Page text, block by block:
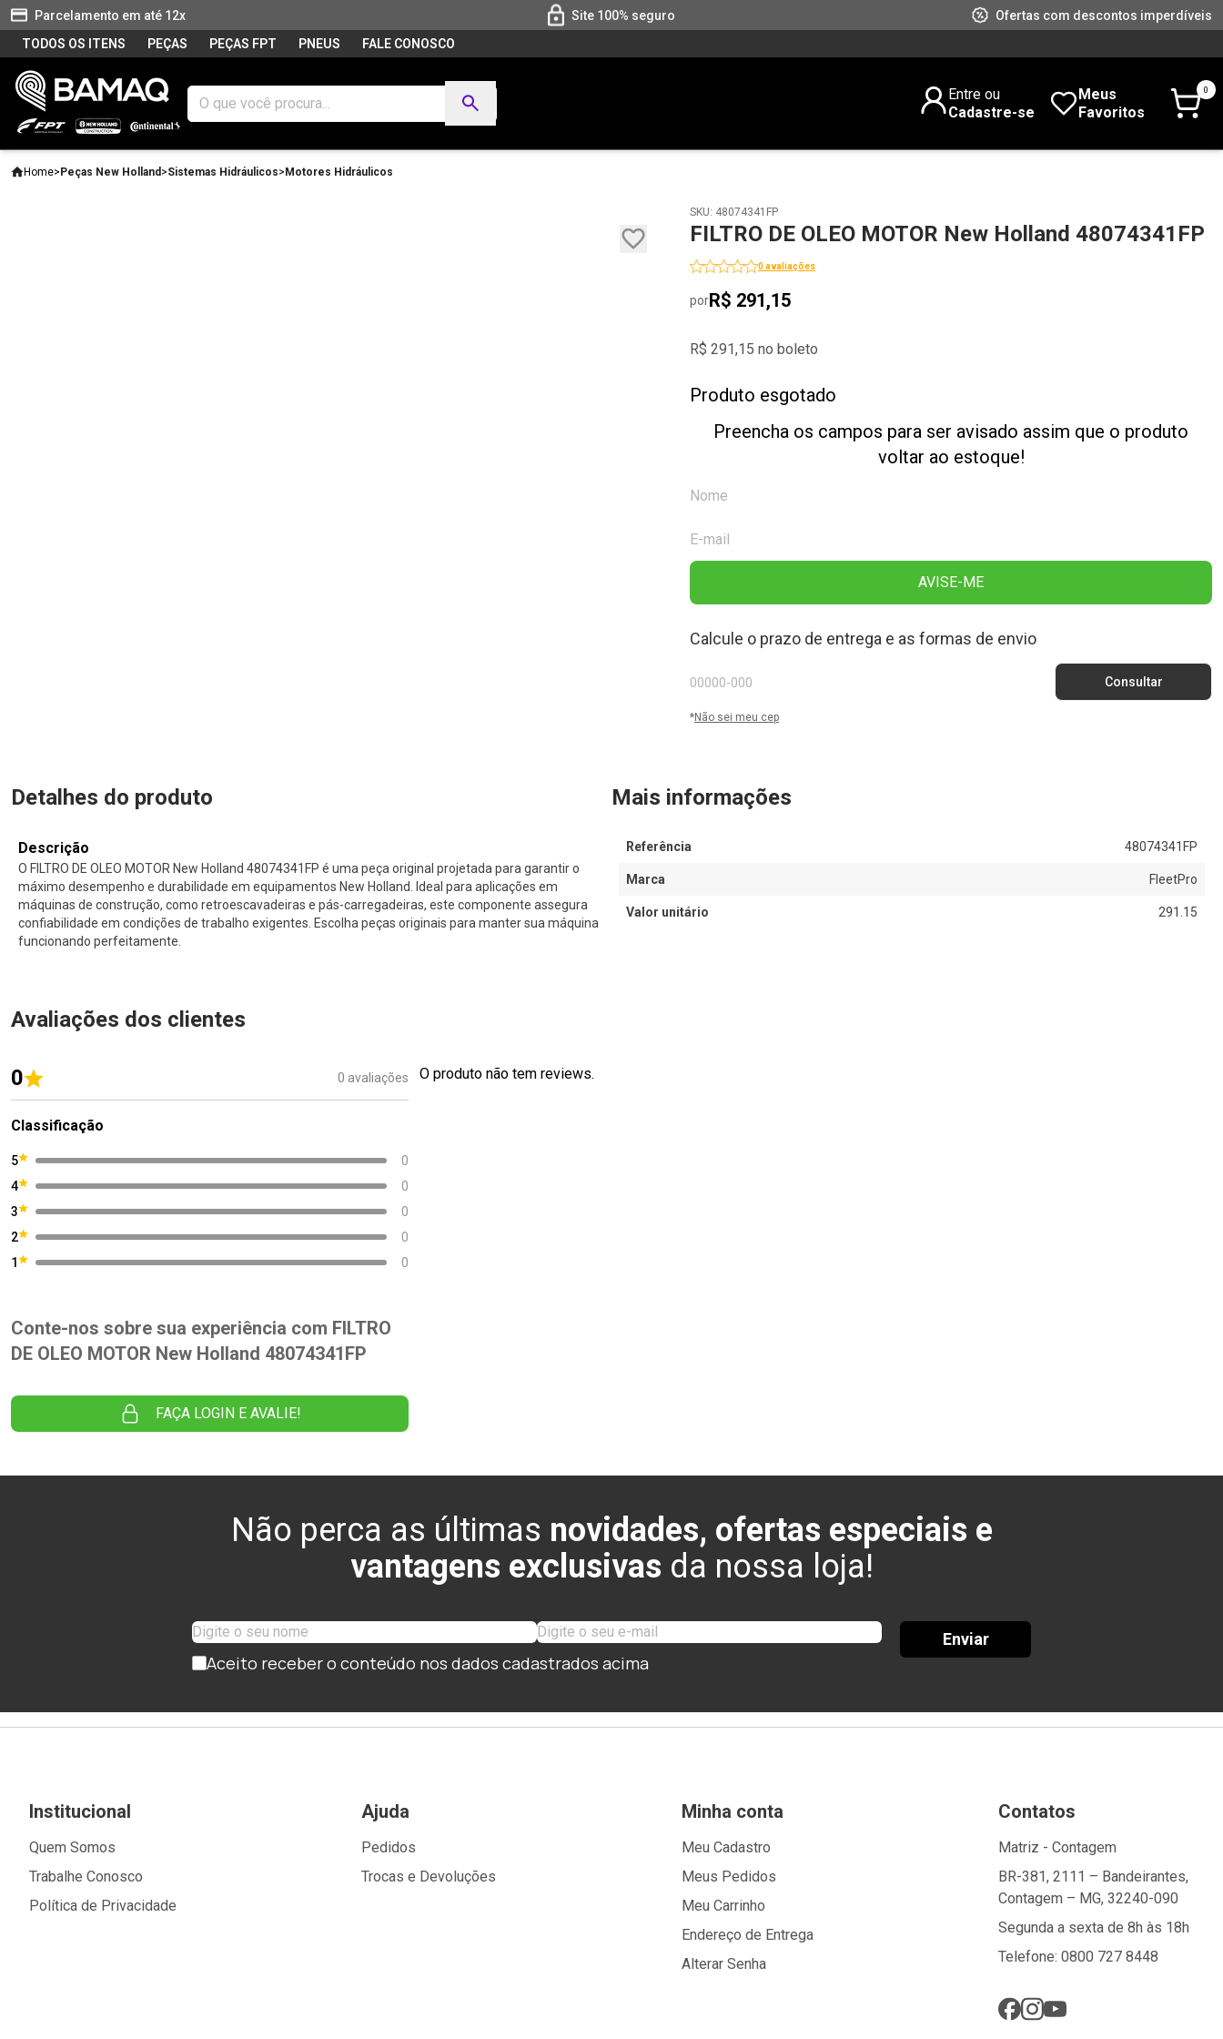
Parcelamento em até 12x Site 100% seguro
Ofertas com descontos imperdíveis
TODOS OS ITENS
PEÇAS PEÇAS FPT PNEUS FALE CONOSCO
Entre ou
Cadastre-se
Meus
Favoritos
0
Home> Peças New Holland >Sistemas Hidráulicos> Motores Hidráulicos
SKU: 48074341FP
FILTRO DE OLEO MOTOR New Holland 48074341FP
0 avaliações
porR$ 291,15
R$ 291,15 no boleto
Produto esgotado
Preencha os campos para ser avisado assim que o produto
voltar ao estoque!
AVISE-ME
Calcule o prazo de entrega e as formas de envio
*Não sei meu cep
Detalhes do produto
Descrição
O FILTRO DE OLEO MOTOR New Holland 48074341FP é uma peça original projetada para garantir o
máximo desempenho e durabilidade em equipamentos New Holland. Ideal para aplicações em
máquinas de construção, como retroescavadeiras e pás-carregadeiras, este componente assegura
confiabilidade em condições de trabalho exigentes. Escolha peças originais para manter sua máquina
funcionando perfeitamente.
Mais informações
Referência 48074341FP
Marca FleetPro
Valor unitário 291.15
Avaliações dos clientes
0 0 avaliações
Classificação
5
0
4
0
3
0
2
0
1
0
Conte-nos sobre sua experiência com FILTRO
DE OLEO MOTOR New Holland 48074341FP
FAÇA LOGIN E AVALIE!
O produto não tem reviews.
Não perca as últimas novidades, ofertas especiais e
vantagens exclusivas da nossa loja!
Aceito receber o conteúdo nos dados cadastrados acima
Enviar
Institucional
Quem Somos
Trabalhe Conosco
Política de Privacidade
Ajuda
Pedidos
Trocas e Devoluções
Minha conta
Meu Cadastro
Meus Pedidos
Meu Carrinho
Endereço de Entrega
Alterar Senha
Contatos
Matriz - Contagem
BR-381, 2111 – Bandeirantes,
Contagem – MG, 32240-090
Segunda a sexta de 8h às 18h
Telefone: 0800 727 8448